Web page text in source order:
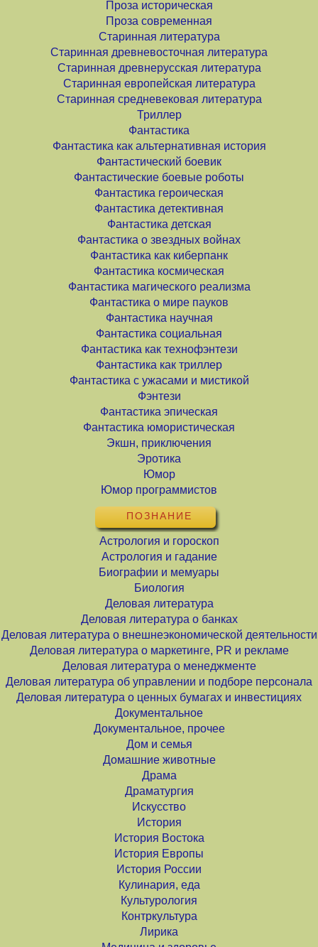
Проза историческая
Проза современная
Старинная литература
Старинная древневосточная литература
Старинная древнерусская литература
Старинная европейская литература
Старинная средневековая литература
Триллер
Фантастика
Фантастика как альтернативная история
Фантастический боевик
Фантастические боевые роботы
Фантастика героическая
Фантастика детективная
Фантастика детская
Фантастика о звездных войнах
Фантастика как киберпанк
Фантастика космическая
Фантастика магического реализма
Фантастика о мире пауков
Фантастика научная
Фантастика социальная
Фантастика как технофэнтези
Фантастика как триллер
Фантастика с ужасами и мистикой
Фэнтези
Фантастика эпическая
Фантастика юмористическая
Экшн, приключения
Эротика
Юмор
Юмор программистов
ПОЗНАНИЕ
Астрология и гороскоп
Астрология и гадание
Биографии и мемуары
Биология
Деловая литература
Деловая литература о банках
Деловая литература о внешнеэкономической деятельности
Деловая литература о маркетинге, PR и рекламе
Деловая литература о менеджменте
Деловая литература об управлении и подборе персонала
Деловая литература о ценных бумагах и инвестициях
Документальное
Документальное, прочее
Дом и семья
Домашние животные
Драма
Драматургия
Искусство
История
История Востока
История Европы
История России
Кулинария, еда
Культурология
Контркультура
Лирика